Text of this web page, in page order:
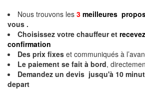
Nous trouvons les 3 meilleures
vous .
Choisissez votre chauffeur et
confirmation
Des prix fixes et communiqués à
Le paiement se fait à bord,
Demandez un devis jusqu'à 10
depart